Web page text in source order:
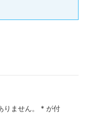
ません。 * が付